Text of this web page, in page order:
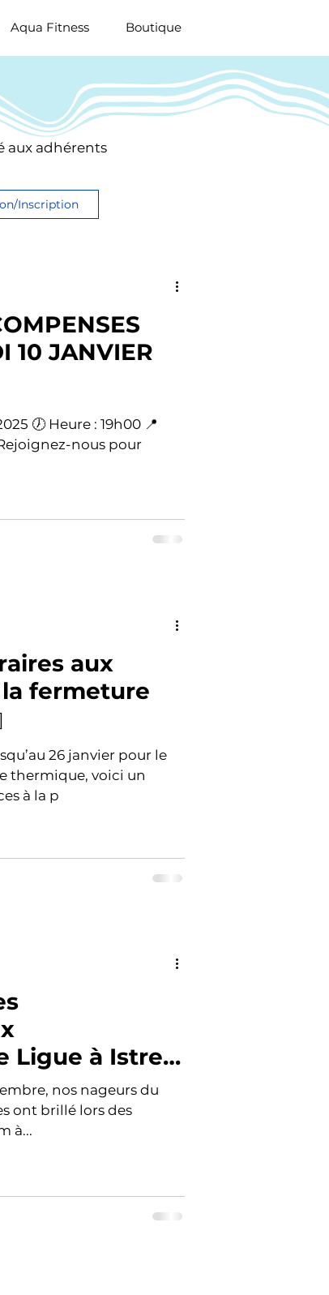
Aqua Fitness Boutique
aux adhérents
Inscription
10 JANVIER
aux
fermeture
26 janvier pour le
thermique, voici un
à la p
Ligue à Istres
nos nageurs du
Championnats de Ligue - 25m à...